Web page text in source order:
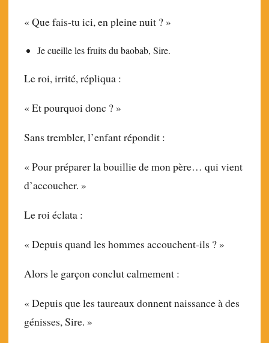
« Que fais-tu ici, en pleine nuit ? »
Je cueille les fruits du baobab, Sire.
Le roi, irrité, répliqua :
« Et pourquoi donc ? »
Sans trembler, l’enfant répondit :
« Pour préparer la bouillie de mon père… qui vient
d’accoucher. »
Le roi éclata :
« Depuis quand les hommes accouchent-ils ? »
Alors le garçon conclut calmement :
« Depuis que les taureaux donnent naissance à des
génisses, Sire. »